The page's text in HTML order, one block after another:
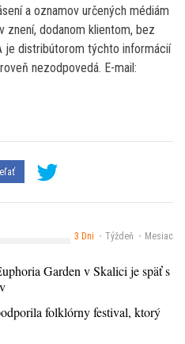
a oznamov určených médiám
znení, dodanom klientom, bez
je distribútorom týchto informácií
nezodpovedá. E-mail:
3 Dni Týždeň Mesiac
Garden v Skalici je späť s
folklórny festival, ktorý